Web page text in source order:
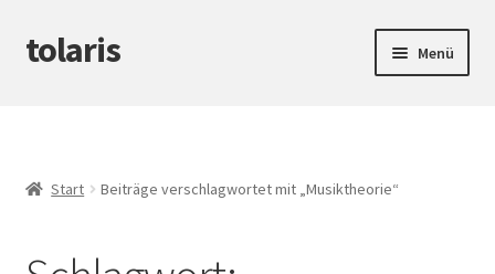
Zur
Navigation
Zum
Inhalt
tolaris Menü
Start Beiträge verschlagwortet mit „Musiktheorie“